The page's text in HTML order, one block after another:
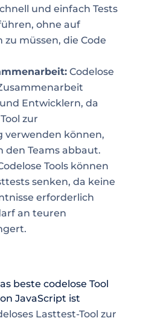
und einfach Tests
ohne auf
müssen, die Code
Codelose
Entwicklern, da
zur
verwenden können,
den Teams abbaut.
Tools können
senken, da keine
erforderlich
an teuren
beste codelose Tool
JavaScript ist
Lasttest-Tool zur